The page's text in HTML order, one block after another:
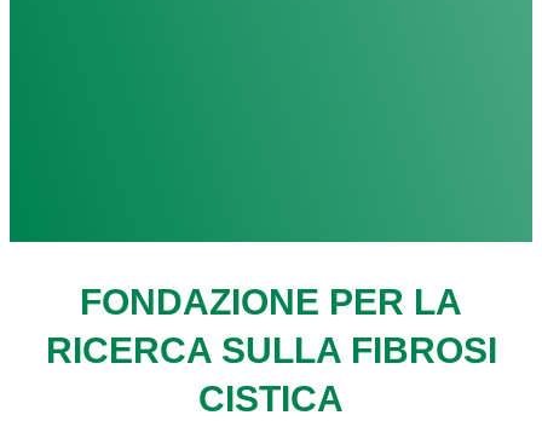
FONDAZIONE PER LA
RICERCA SULLA FIBROSI
CISTICA